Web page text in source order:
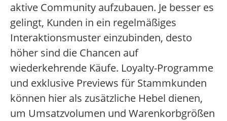
aktive Community aufzubauen. Je besser es
gelingt, Kunden in ein regelmäßiges
Interaktionsmuster einzubinden, desto
höher sind die Chancen auf
wiederkehrende Käufe. Loyalty-Programme
und exklusive Previews für Stammkunden
können hier als zusätzliche Hebel dienen,
um Umsatzvolumen und Warenkorbgrößen